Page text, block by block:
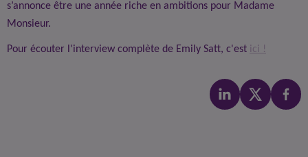
s’annonce être une année riche en ambitions pour Madame
Monsieur.
Pour écouter l'interview complète de Emily Satt, c'est ici !